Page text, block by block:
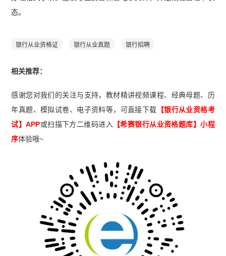
态。
银行从业资格证 银行从业真题 银行招聘
相关推荐：
感谢您对我们的关注与支持，教材精讲视频课程、经典母题、历
年真题、模拟试卷、电子资料等，可直接下载 【银行从业资格考
试】APP或扫描下方二维码进入 【希赛银行从业资格题库】小程
序体验哦~